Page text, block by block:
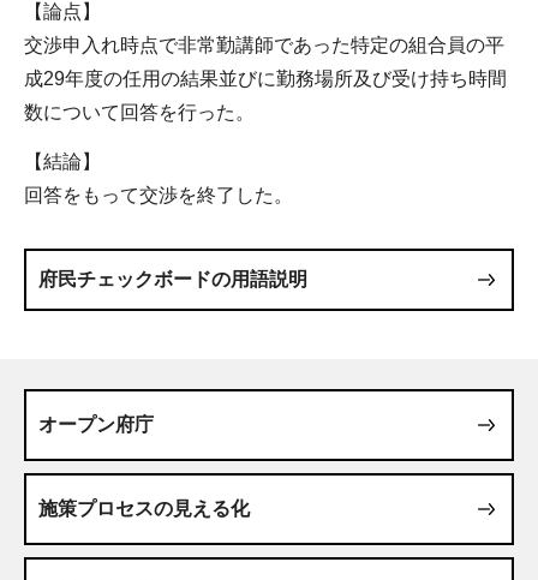
【論点】
交渉申入れ時点で非常勤講師であった特定の組合員の平
成29年度の任用の結果並びに勤務場所及び受け持ち時間
数について回答を行った。
【結論】
回答をもって交渉を終了した。
府民チェックボードの用語説明
オープン府庁
施策プロセスの見える化